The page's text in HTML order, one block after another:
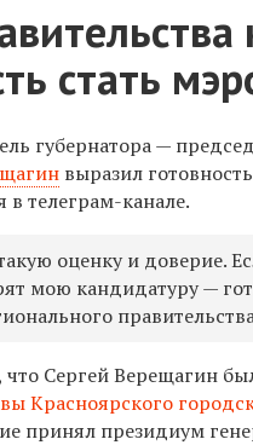
стать
губернатора —
выразил
в телеграм-канале.
оценку и доверие.
мою кандидатуру —
Сергей Верещагин
Красноярского
принял президиум